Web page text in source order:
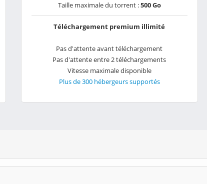
Taille maximale du torrent :500 Go
Téléchargement premium illimité
Pas d'attente avant téléchargement
Pas d'attente entre 2 téléchargements
Vitesse maximale disponible
Plus de 300 hébergeurs supportés